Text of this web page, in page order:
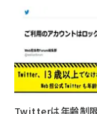
Twitterは年齢制限